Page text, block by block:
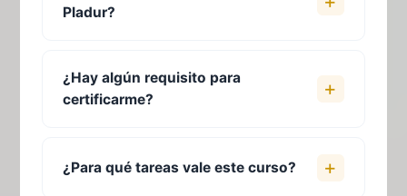
Pladur?
¿Hay algún requisito para
certificarme?
¿Para qué tareas vale este curso?